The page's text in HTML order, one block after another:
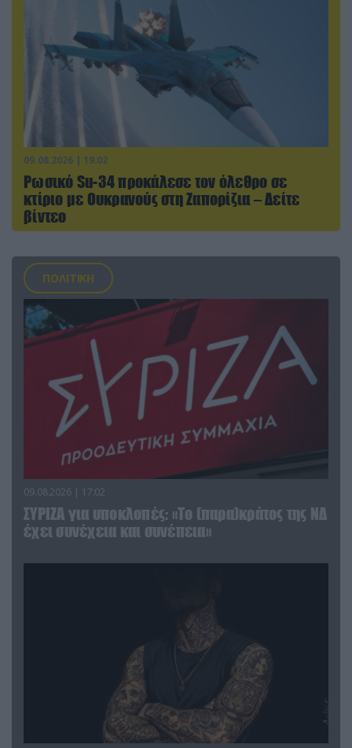
09.08.2026 | 19:02
Ρωσικό Su-34 προκάλεσε τον όλεθρο σε
κτίριο με Ουκρανούς στη Ζαπορίζια – Δείτε
βίντεο
ΠΟΛΙΤΙΚΗ
09.08.2026 | 17:02
ΣΥΡΙΖΑ για υποκλοπές: «Το (παρα)κράτος της ΝΔ
έχει συνέχεια και συνέπεια»